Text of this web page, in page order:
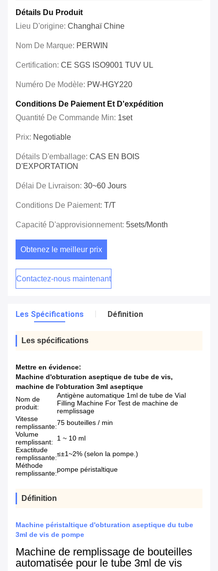
Détails Du Produit
Lieu D'origine: Changhaï Chine
Nom De Marque: PERWIN
Certification: CE SGS ISO9001 TUV UL
Numéro De Modèle: PW-HGY220
Conditions De Paiement Et D'expédition
Quantité De Commande Min: 1set
Prix: Negotiable
Détails D'emballage: CAS EN BOIS
D'EXPORTATION
Délai De Livraison: 30~60 Jours
Conditions De Paiement: T/T
Capacité D'approvisionnement: 5sets/month
Obtenez le meilleur prix
Contactez-nous maintenant
Les Spécifications Définition
Les spécifications
Mettre en évidence:
Machine d'obturation aseptique de tube de vis,
machine de l'obturation 3ml aseptique
Nom de
produit:
Antigène automatique 1ml de tube de Vial
Filling Machine For Test de machine de
remplissage
Vitesse
remplissante:75 bouteilles / min
Volume
remplissant:
1 ~ 10 ml
Exactitude
remplissante:≤±1~2% (selon la pompe.)
Méthode
remplissante:pompe péristaltique
Définition
Machine péristaltique d'obturation aseptique du tube
3ml de vis de pompe
Machine de remplissage de bouteilles
automatisée pour le tube 3ml de vis